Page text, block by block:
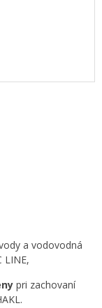
a vodovodná
LINE,
pri zachovaní